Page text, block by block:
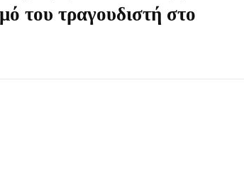
του τραγουδιστή στο